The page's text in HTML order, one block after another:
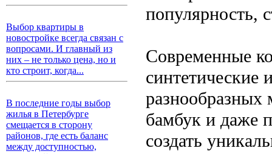
Выбор квартиры в
новостройке всегда связан с
вопросами. И главный из
них – не только цена, но и
кто строит, когда...
В последние годы выбор
жилья в Петербурге
смещается в сторону
районов, где есть баланс
между доступностью,
популярность,
Современные
разнообразных
бамбук и даже
создать